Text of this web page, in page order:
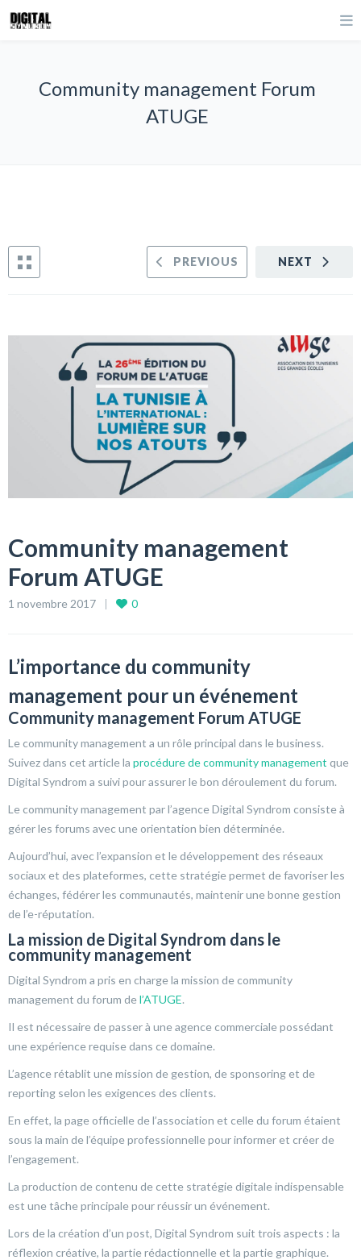
Community management Forum
ATUGE
NEXT
PREVIOUS
Community management
Forum ATUGE
1 novembre 2017 0
L’importance du community
management pour un événement
Community management Forum ATUGE
Le community management a un rôle principal dans le business.
Suivez dans cet article la procédure de community management que
Digital Syndrom a suivi pour assurer le bon déroulement du forum.
Le community management par l’agence Digital Syndrom consiste à
gérer les forums avec une orientation bien déterminée.
Aujourd’hui, avec l’expansion et le développement des réseaux
sociaux et des plateformes, cette stratégie permet de favoriser les
échanges, fédérer les communautés, maintenir une bonne gestion
de l’e-réputation.
La mission de Digital Syndrom dans le
community management
Digital Syndrom a pris en charge la mission de community
management du forum del’ATUGE.
Il est nécessaire de passer à une agence commerciale possédant
une expérience requise dans ce domaine.
L’agence rétablit une mission de gestion, de sponsoring et de
reporting selon les exigences des clients.
En effet, la page officielle de l’association et celle du forum étaient
sous la main de l’équipe professionnelle pour informer et créer de
l’engagement.
La production de contenu de cette stratégie digitale indispensable
est une tâche principale pour réussir un événement.
Lors de la création d’un post, Digital Syndrom suit trois aspects : la
réflexion créative, la partie rédactionnelle et la partie graphique.